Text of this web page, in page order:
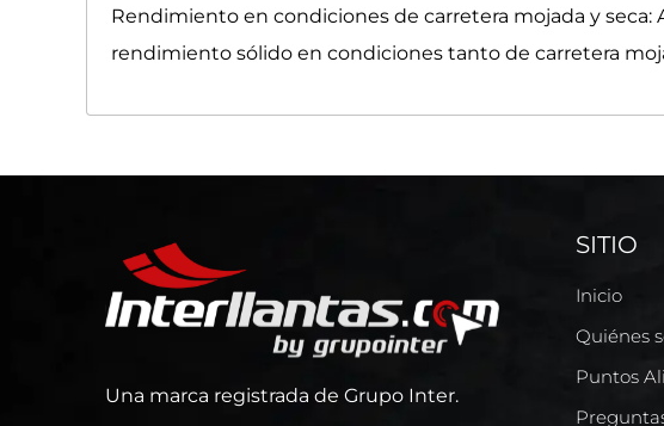
Rendimiento en condiciones de carretera mojada y seca:
rendimiento sólido en condiciones tanto de carretera
Una marca registrada de Grupo Inter.
SITIO
Inicio
Quiénes
Puntos